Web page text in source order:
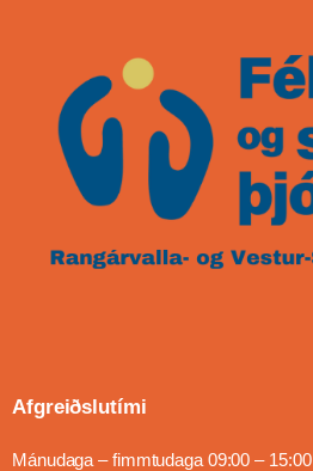
Afgreiðslutími
Mánudaga – fimmtudaga 09:00 – 15:00